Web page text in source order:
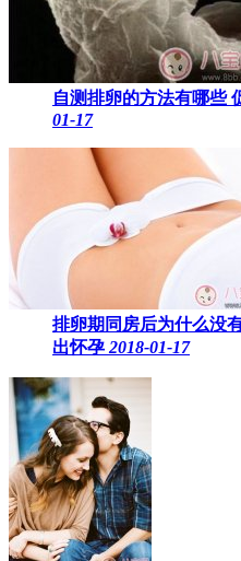
自测排卵的方法有哪些
01-17
排卵期同房后为什么没
出怀孕 2018-01-17